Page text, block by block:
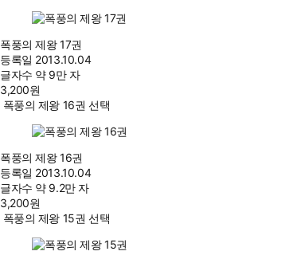
폭풍의 제왕 17권
등록일 2013.10.04
글자수 약 9만 자
3,200원
폭풍의 제왕 16권 선택
폭풍의 제왕 16권
등록일 2013.10.04
글자수 약 9.2만 자
3,200원
폭풍의 제왕 15권 선택